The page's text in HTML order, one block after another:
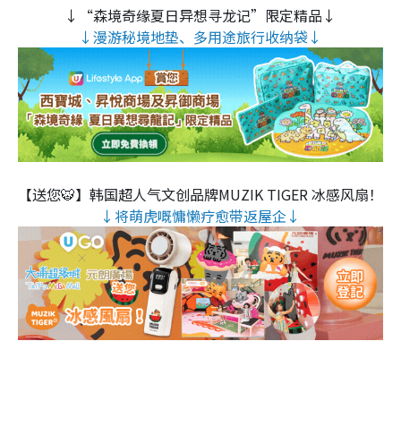
↓“森境奇缘夏日异想寻龙记”限定精品↓
↓漫游秘境地垫、多用途旅行收纳袋↓
【送您🐯】韩国超人气文创品牌MUZIK TIGER 冰感风扇！
↓将萌虎嘅慵懒疗愈带返屋企↓